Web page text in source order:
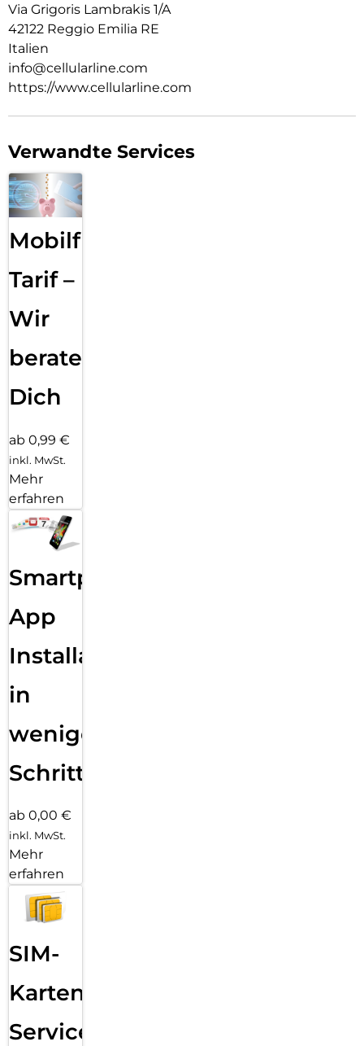
Via Grigoris Lambrakis 1/A
42122 Reggio Emilia RE
Italien
info@cellularline.com
https://www.cellularline.com
Verwandte Services
Mobilfunk
Tarif –
Wir
beraten
Dich
ab 0,99 €
inkl. MwSt.
Mehr
erfahren
Smartphone
App
Installation
in
wenigen
Schritten
ab 0,00 €
inkl. MwSt.
Mehr
erfahren
SIM-
Karten
Service: